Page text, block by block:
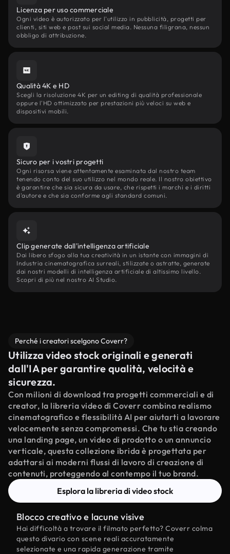
Licenza per uso commerciale
Ogni video è autorizzato per l'utilizzo in pubblicità, progetti per
clienti, siti web e post sui social media. Nessuna filigrana, nessun
obbligo di attribuzione.
Qualità 4K e HD
Scegli la risoluzione 4K per un editing di qualità professionale
oppure l'HD ottimizzato per prestazioni più veloci su web e
dispositivi mobili.
Sicuro per i vostri progetti
Ogni risorsa viene attentamente esaminata dal nostro team
tenendo conto del suo utilizzo nel mondo reale. Il nostro obiettivo
è garantire che sia sicura da usare, che rispetti i marchi e i diritti
d'autore e che sia conforme agli standard comuni.
Clip generate dall'intelligenza artificiale
Dai libero sfogo alla tua creatività in un istante con immagini di
Industria cinematografica surreali, stilizzate o astratte, generate
dai nostri modelli di intelligenza artificiale di altissimo livello.
Scopri di più nel nostro AI Studio.
Perché i creatori scelgono Coverr?
Utilizza video stock originali e generati
dall'IA per garantire qualità, velocità e
sicurezza.
Con milioni di download tra progetti commerciali e di
creator, la libreria video di Coverr combina realismo
cinematografico e flessibilità AI per aiutarti a lavorare
velocemente senza compromessi. Che tu stia creando
una landing page, un video di prodotto o un annuncio
verticale, questa collezione ibrida è progettata per
adattarsi ai moderni flussi di lavoro di creazione di
contenuti, proteggendo al contempo il tuo brand.
Esplora la libreria di video stock
Blocco creativo e lacune visive
Hai difficoltà a trovare il filmato perfetto? Coverr colma
questo divario con scene reali accuratamente
selezionate e una rapida generazione tramite